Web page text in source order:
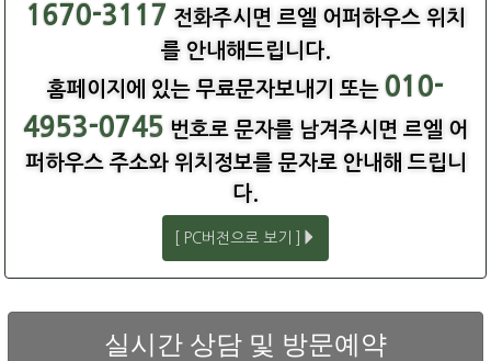
1670-3117 전화주시면 르엘 어퍼하우스 위치
를 안내해드립니다.
홈페이지에 있는 무료문자보내기 또는 010-
4953-0745 번호로 문자를 남겨주시면 르엘 어
퍼하우스 주소와 위치정보를 문자로 안내해 드립니
다.
[ PC버전으로 보기 ]
실시간 상담 및 방문예약